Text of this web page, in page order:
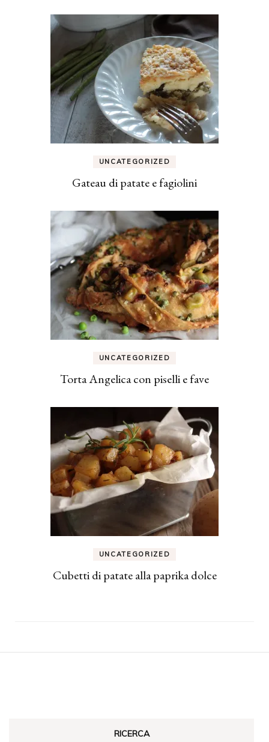
UNCATEGORIZED
Gateau di patate e fagiolini
UNCATEGORIZED
Torta Angelica con piselli e fave
UNCATEGORIZED
Cubetti di patate alla paprika dolce
RICERCA